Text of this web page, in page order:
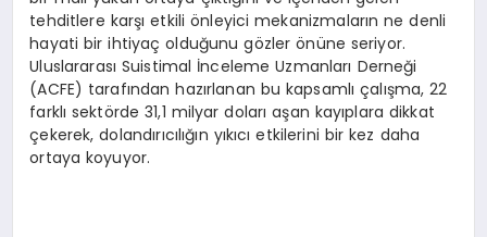
tehditlere karşı etkili önleyici mekanizmaların ne denli
hayati bir ihtiyaç olduğunu gözler önüne seriyor.
Uluslararası Suistimal İnceleme Uzmanları Derneği
(ACFE) tarafından hazırlanan bu kapsamlı çalışma, 22
farklı sektörde 31,1 milyar doları aşan kayıplara dikkat
çekerek, dolandırıcılığın yıkıcı etkilerini bir kez daha
ortaya koyuyor.